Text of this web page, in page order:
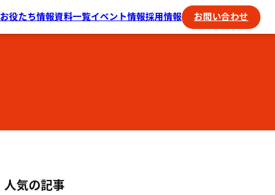
お役たち情報資料一覧イベント情報採用情報 お問い合わせ
人気の記事